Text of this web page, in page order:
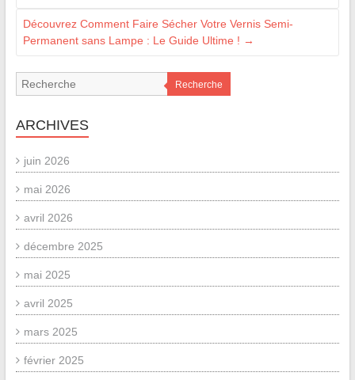
Découvrez Comment Faire Sécher Votre Vernis Semi-
Permanent sans Lampe : Le Guide Ultime ! →
Recherche
ARCHIVES
juin 2026
mai 2026
avril 2026
décembre 2025
mai 2025
avril 2025
mars 2025
février 2025